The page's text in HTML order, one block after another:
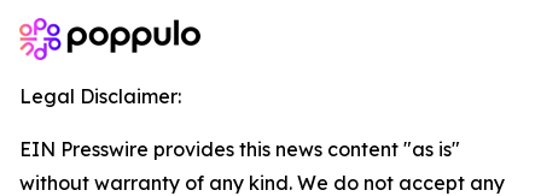
Legal Disclaimer:
EIN Presswire provides this news content "as is"
without warranty of any kind. We do not accept any